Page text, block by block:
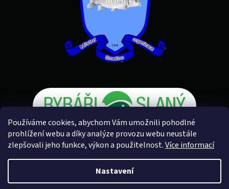
Používáme cookies, abychom Vám umožnili pohodlné
prohlížení webu a díky analýze provozu webu neustále
zlepšovali jeho funkce, výkon a použitelnost.Více informací
Nastavení